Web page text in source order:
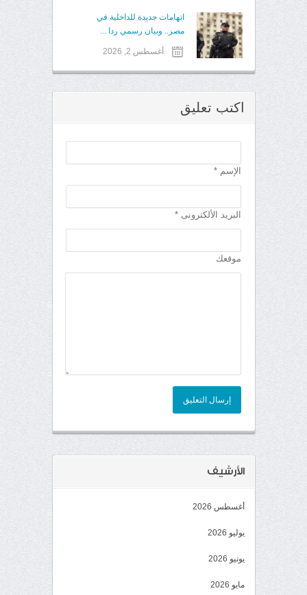
اتهامات جديدة للداخلية في
مصر.. وبيان رسمي ردا ...
أغسطس 2, 2026
اكتب تعليق
الإسم *
البريد الألكترونى *
موقعك
إرسال التعليق
الأرشيف
أغسطس 2026
يوليو 2026
يونيو 2026
مايو 2026